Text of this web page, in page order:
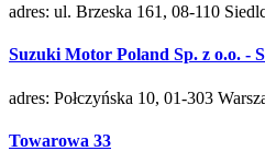
adres: ul. Brzeska 161, 08-110
Suzuki Motor Poland Sp. z o.o. -
adres: Połczyńska 10, 01-303
Towarowa 33